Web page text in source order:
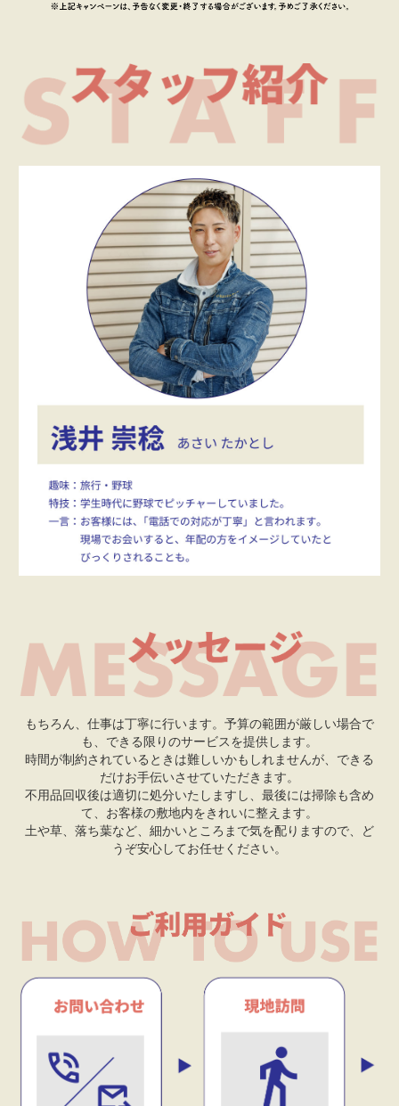
もちろん、仕事は丁寧に行います。予算の範囲が厳しい場合で
も、できる限りのサービスを提供します。
時間が制約されているときは難しいかもしれませんが、できる
だけお手伝いさせていただきます。
不用品回収後は適切に処分いたしますし、最後には掃除も含め
て、お客様の敷地内をきれいに整えます。
土や草、落ち葉など、細かいところまで気を配りますので、ど
うぞ安心してお任せください。